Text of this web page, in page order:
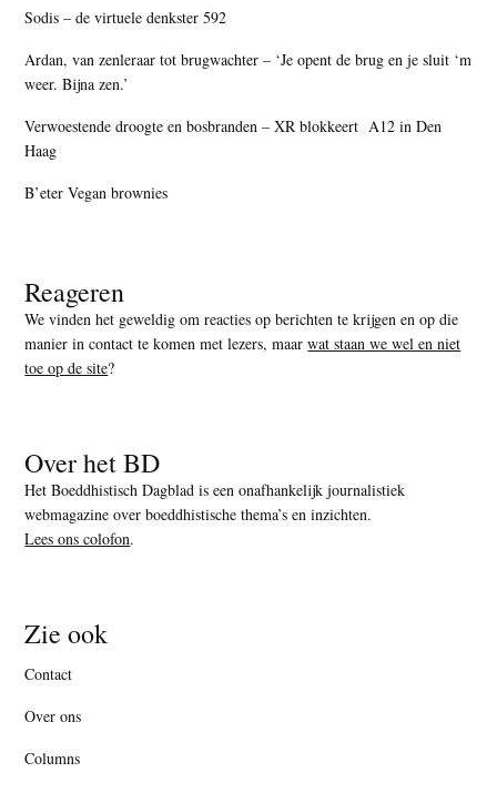
Sodis – de virtuele denkster 592
Ardan, van zenleraar tot brugwachter – ‘Je opent de brug en je sluit ‘m
weer. Bijna zen.’
Verwoestende droogte en bosbranden – XR blokkeert A12 in Den
Haag
B’eter Vegan brownies
Reageren
We vinden het geweldig om reacties op berichten te krijgen en op die
manier in contact te komen met lezers, maarwat staan we wel en niet
toe op de site?
Over het BD
Het Boeddhistisch Dagblad is een onafhankelijk journalistiek
webmagazine over boeddhistische thema’s en inzichten.
Lees ons colofon.
Zie ook
Contact
Over ons
Columns